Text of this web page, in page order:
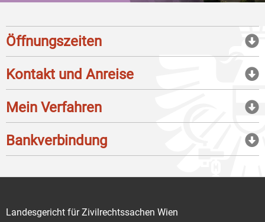
Öffnungszeiten
Kontakt und Anreise
Mein Verfahren
Bankverbindung
Landesgericht für Zivilrechtssachen Wien